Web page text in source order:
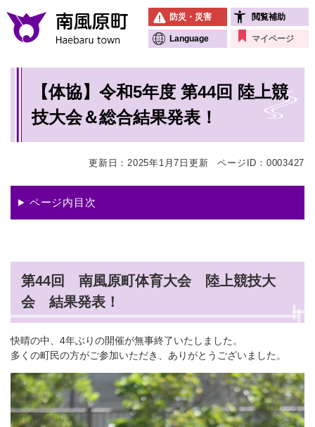
メニューを飛ばして本文へ
防災・災害 閲覧補助
Language マイページ
【体協】令和5年度 第44回 陸上競
技大会＆総合結果発表！
更新日：2025年1月7日更新 ページID：0003427
ページ内目次
第44回 南風原町体育大会 陸上競技大
会 結果発表！
快晴の中、4年ぶりの開催が無事終了いたしました。
多くの町民の方がご参加いただき、ありがとうございました。